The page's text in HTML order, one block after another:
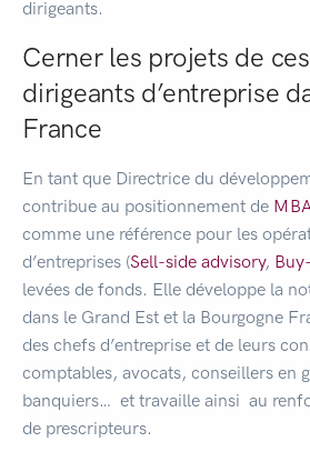
dirigeants.
Cerner les projets de
dirigeants d’entreprise
France
En tant que Directrice du
contribue au positionnement de
comme une référence pour les
d’entreprises (Sell-side advisory,
levées de fonds. Elle développe la
dans le Grand Est et la Bourgogne
des chefs d’entreprise et de leurs
comptables, avocats, conseillers en
banquiers… et travaille ainsi au
de prescripteurs.